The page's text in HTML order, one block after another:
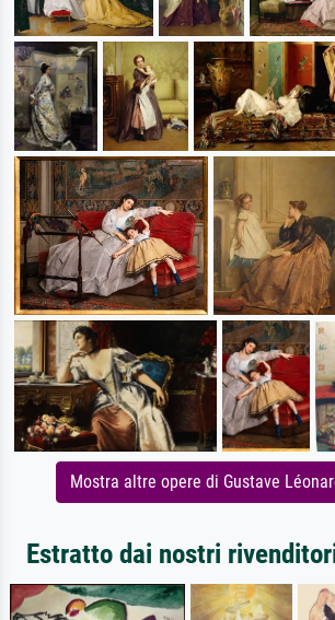
Mostra altre opere di Gustave
Estratto dai nostri